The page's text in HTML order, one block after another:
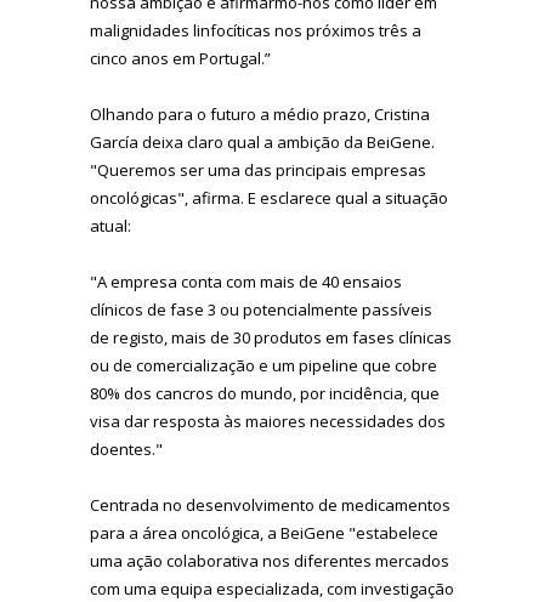
malignidades linfocíticas nos próximos três a
cinco anos em Portugal.”
Olhando para o futuro a médio prazo, Cristina
García deixa claro qual a ambição da BeiGene.
"Queremos ser uma das principais empresas
oncológicas", afirma. E esclarece qual a situação
atual:
"A empresa conta com mais de 40 ensaios
clínicos de fase 3 ou potencialmente passíveis
de registo, mais de 30 produtos em fases clínicas
ou de comercialização e um pipeline que cobre
80% dos cancros do mundo, por incidência, que
visa dar resposta às maiores necessidades dos
doentes."
Centrada no desenvolvimento de medicamentos
para a área oncológica, a BeiGene "estabelece
uma ação colaborativa nos diferentes mercados
com uma equipa especializada, com investigação